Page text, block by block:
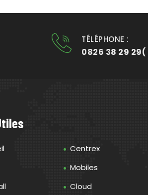
TÉLÉPHONE :
0826 38 29
Centrex
Mobiles
Cloud